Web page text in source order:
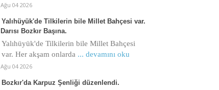
Ağu 04 2026
Yalıhüyük'de Tilkilerin bile Millet Bahçesi var.
Darısı Bozkır Başına.
Yalıhüyük'de Tilkilerin bile Millet Bahçesi
var. Her akşam onlarda ... devamını oku
Ağu 04 2026
Bozkır'da Karpuz Şenliği düzenlendi.